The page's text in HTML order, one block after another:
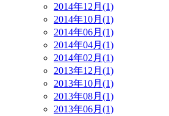
2014年12月(1)
2014年10月(1)
2014年06月(1)
2014年04月(1)
2014年02月(1)
2013年12月(1)
2013年10月(1)
2013年08月(1)
2013年06月(1)